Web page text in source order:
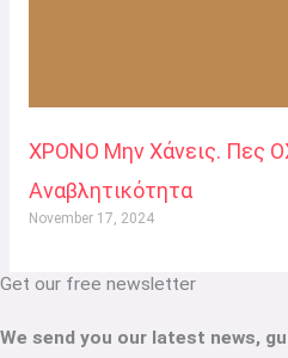
ΧΡΟΝΟ Μην Χάνεις. Πες
Αναβλητικότητα
November 17, 2024
Get our free newsletter
We send you our latest news,